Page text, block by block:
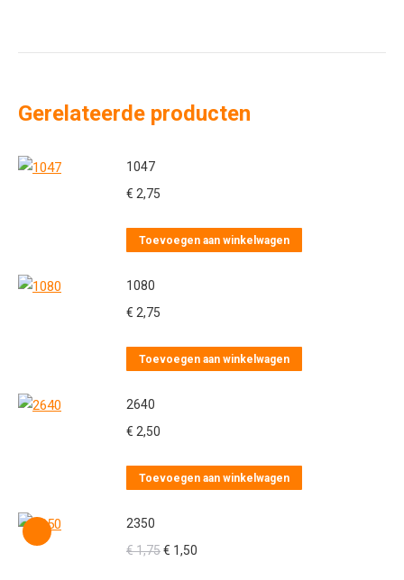
Gerelateerde producten
1047
€ 2,75
Toevoegen aan winkelwagen
1080
€ 2,75
Toevoegen aan winkelwagen
2640
€ 2,50
Toevoegen aan winkelwagen
2350
€1,75Oorspronkelijke
€ 1,50